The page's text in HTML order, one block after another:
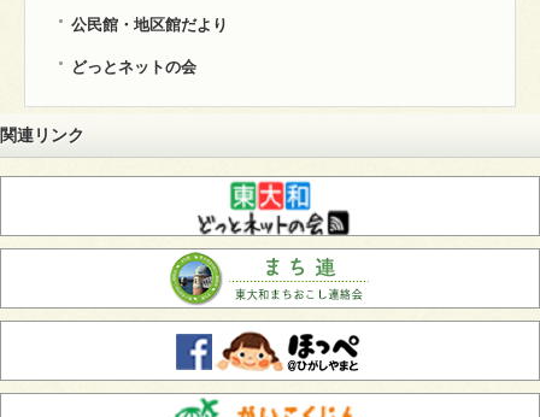
公民館・地区館だより
どっとネットの会
関連リンク